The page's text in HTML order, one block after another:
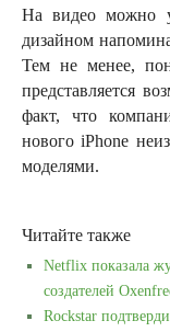
На видео можно
дизайном
Тем не менее,
представляется
факт, что
нового iPhone
моделями.
Читайте также
Netflix показала
создателей
Rockstar